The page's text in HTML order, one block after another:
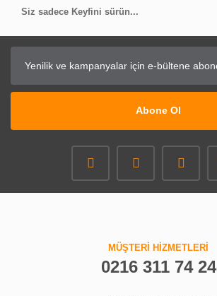
Siz sadece Keyfini sürün...
Abone Ol
MÜŞTERİ HİZMETLERİ
0216 311 74 24